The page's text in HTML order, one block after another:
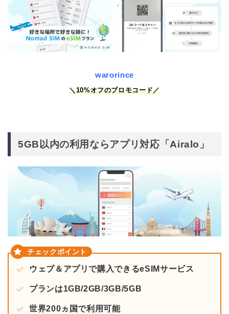
warorince
＼10%オフのプロモコード／
5GB以内の利用ならアプリ対応「Airalo」
ウェブ＆アプリで購入できるeSIMサービス
プランは1GB/2GB/3GB/5GB
世界200ヵ国で利用可能